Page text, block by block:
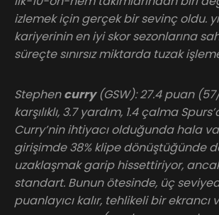
izlemek için gerçek bir sevinç oldu.
kariyerinin en iyi skor sezonlarına
süreçte sınırsız miktarda tuzak
Stephencurry(GSW): 27.4 puan
karşılıklı, 3.7 yardım, 1.4 çalma
Curry’nin ihtiyacı olduğunda hala
girişimde 38% klipe dönüştüğünde
uzaklaşmak garip hissettiriyor,
standart. Bunun ötesinde, üç
puanlayıcı kalır, tehlikeli bir ekrancı